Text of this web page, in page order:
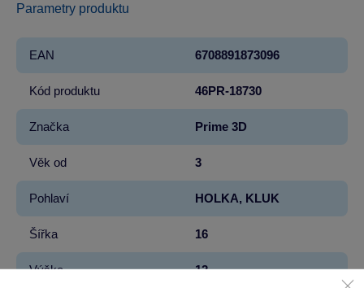
Parametry produktu
EAN 6708891873096
Kód produktu 46PR-18730
Značka Prime 3D
Věk od 3
Pohlaví HOLKA, KLUK
Šířka 16
Výška 12